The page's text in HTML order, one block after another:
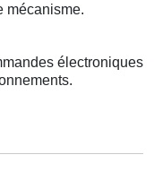
mécanisme.
électroniques